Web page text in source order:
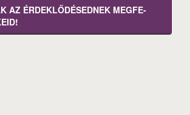
AZ ÉRDEK­LŐDÉ­SEDNEK MEGFE­